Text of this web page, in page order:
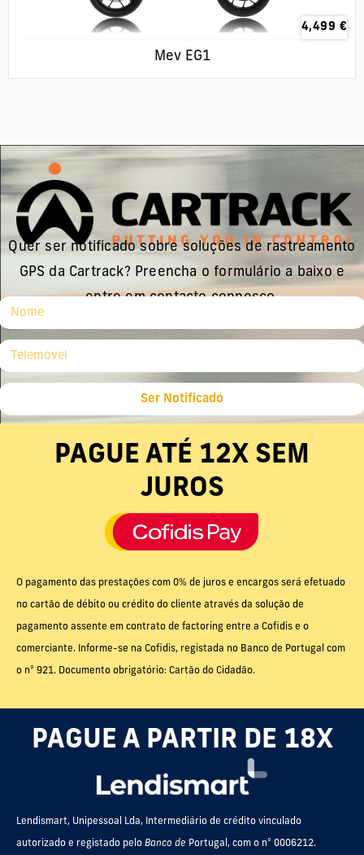
4,499 €
Mev EG1
Quer ser notificado sobre soluções de rastreamento
GPS da Cartrack? Preencha o formulário a baixo e
entre em contacto connosco.
Ser Notificado
PAGUE ATÉ 12X SEM
JUROS
O pagamento das prestações com 0% de juros e encargos será efetuado
no cartão de débito ou crédito do cliente através da solução de
pagamento assente em contrato de factoring entre a Cofidis e o
comerciante. Informe-se na Cofidis, registada no Banco de Portugal com
o nº 921. Documento obrigatório: Cartão do Cidadão.
PAGUE A PARTIR DE 18X
Lendismart, Unipessoal Lda, Intermediário de crédito vinculado
autorizado e registado pelo Banco de Portugal, com o nº 0006212.